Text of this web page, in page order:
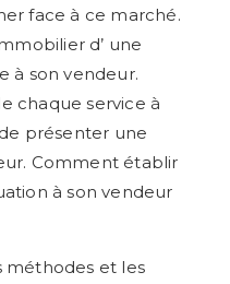
face à ce marché.
d’ une
à son vendeur.
chaque service à
présenter une
Comment établir
à son vendeur
méthodes et les